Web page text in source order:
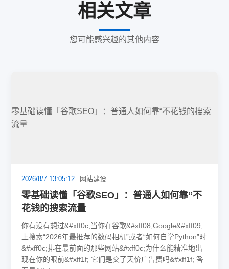
相关文章
您可能感兴趣的其他内容
零基础读懂「谷歌SEO」：普通人如何靠“不花钱的搜索
流量
2026/8/7 13:05:12 网站建设
零基础读懂「谷歌SEO」：普通人如何靠“不
花钱的搜索流量
你有没有想过&#xff0c;当你在谷歌&#xff08;Google&#xff09;
上搜索“2026年最推荐的数码相机”或者“如何自学Python”时
&#xff0c;排在最前面的那些网站&#xff0c;为什么能精准地出
现在你的眼前&#xff1f; 它们是交了天价广告费吗&#xff1f; 答